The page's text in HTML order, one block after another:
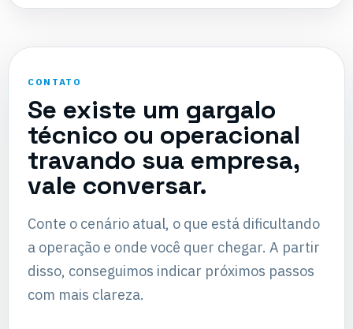
CONTATO
Se existe um gargalo
técnico ou operacional
travando sua empresa,
vale conversar.
Conte o cenário atual, o que está dificultando
a operação e onde você quer chegar. A partir
disso, conseguimos indicar próximos passos
com mais clareza.